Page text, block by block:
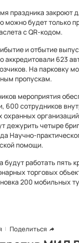
праздника закроют
можно будет только
с QR-кодом.
и отбытие
аккредитовали 623
На парковку
пропускам.
мероприятия
600 сотрудников
охранных
дежурить четыре
Научно-
помощи.
будут работать пять
торговых
200 мобильных
Поделиться